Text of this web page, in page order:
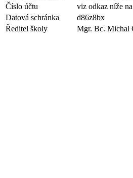
Číslo účtu
viz odkaz níže
Datová schránka
d86z8bx
Ředitel školy
Mgr. Bc. Michal